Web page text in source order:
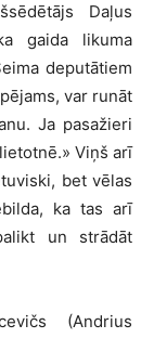
Daļus
gaida likuma
deputātiem
var runāt
Ja pasažieri
Viņš arī
bet vēlas
ka tas arī
un strādāt
(Andrius